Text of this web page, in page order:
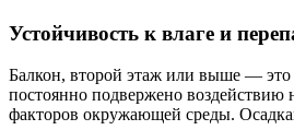
Устойчивость к влаге и
Балкон, второй этаж или выше — это
постоянно подвержено воздействию
факторов окружающей среды.